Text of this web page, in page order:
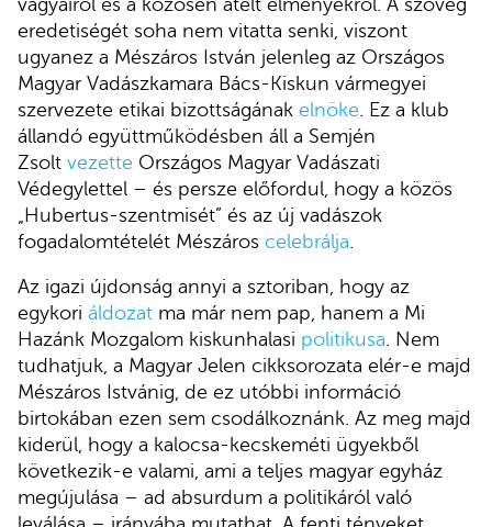
eredetiségét soha nem vitatta senki, viszont
ugyanez a Mészáros István jelenleg az Országos
Magyar Vadászkamara Bács-Kiskun vármegyei
szervezete etikai bizottságának elnöke . Ez a klub
állandó együttműködésben áll a Semjén
Zsolt vezette Országos Magyar Vadászati
Védegylettel – és persze előfordul, hogy a közös
„Hubertus-szentmisét” és az új vadászok
fogadalomtételét Mészáros celebrálja
Az igazi újdonság annyi a sztoriban, hogy az
egykori áldozat ma már nem pap, hanem a Mi
Hazánk Mozgalom kiskunhalasi politikusa. Nem
tudhatjuk, a Magyar Jelen cikksorozata elér-e majd
Mészáros Istvánig, de ez utóbbi információ
birtokában ezen sem csodálkoznánk. Az meg majd
kiderül, hogy a kalocsa-kecskeméti ügyekből
következik-e valami, ami a teljes magyar egyház
megújulása – ad absurdum a politikáról való